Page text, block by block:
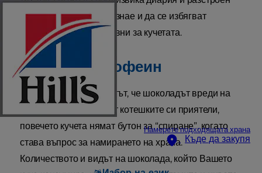
Намерете подходящата храна
Къде да закупя
стомах. Важно е да се знае и да се избягват
храните, които са отровни за кучетата.
Шоколад и кофеин
Добре известен е фактът, че шоколадът вреди на
кучетата. За разлика от котешките си приятели,
повечето кучета нямат бутон за “спиране”, когато
става въпрос за намирането на храна.
Количеството и видът на шоколада, който Вашето